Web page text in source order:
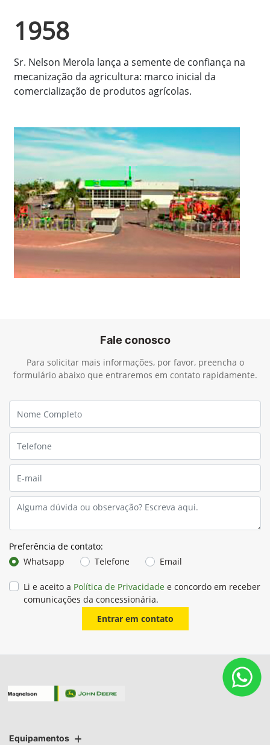
1958
Sr. Nelson Merola lança a semente de confiança na
mecanização da agricultura: marco inicial da
comercialização de produtos agrícolas.
Fale conosco
Para solicitar mais informações, por favor, preencha o
formulário abaixo que entraremos em contato rapidamente.
Preferência de contato:
Whatsapp
Telefone Email
Li e aceito a Política de Privacidade e concordo em receber
comunicações da concessionária.
Entrar em contato
Equipamentos